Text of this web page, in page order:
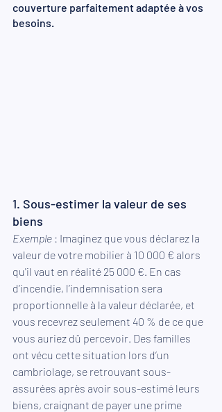
couverture parfaitement adaptée à vos
besoins.
1. Sous-estimer la valeur de ses
biens
Exemple : Imaginez que vous déclarez la
valeur de votre mobilier à 10 000 € alors
qu'il vaut en réalité 25 000 €. En cas
d’incendie, l’indemnisation sera
proportionnelle à la valeur déclarée, et
vous recevrez seulement 40 % de ce que
vous auriez dû percevoir. Des familles
ont vécu cette situation lors d’un
cambriolage, se retrouvant sous-
assurées après avoir sous-estimé leurs
biens, craignant de payer une prime